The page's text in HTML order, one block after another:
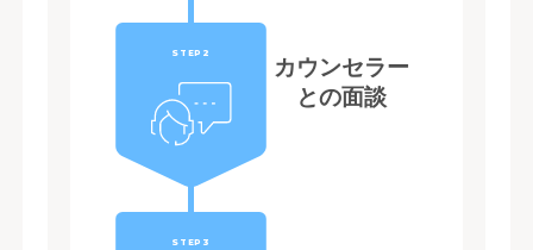
STEP2
カウンセラー
との面談
STEP3